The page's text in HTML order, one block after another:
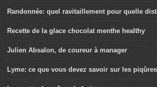
Randonnée: quel ravitaillement pour quelle
Recette de la glace chocolat menthe healthy
Julien Absalon, de coureur à manager
Lyme: ce que vous devez savoir sur les